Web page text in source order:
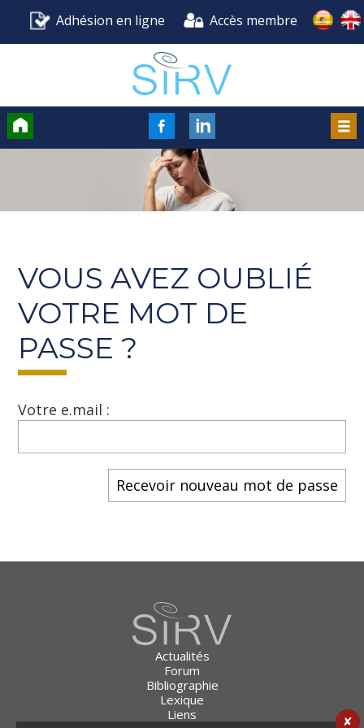
✘
Accès membre
Adhésion en ligne
FaceBookLinkedIn
VOUS AVEZ OUBLIÉ
VOTRE MOT DE
PASSE ?
Votre e.mail :
Actualités
Forum
Bibliographie
Lexique
Liens